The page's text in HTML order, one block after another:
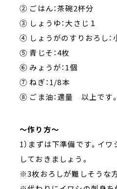
② ごはん：茶碗2杯分
③ しょうゆ：大さじ１
④ しょうがのすりおろし：
⑤ 青じそ：4枚
⑥ みょうが：1個
⑦ ねぎ：1/8本
⑧ ごま油：適量 以上です。
～作り方～
1）まずは下準備です。イ
しておきましょう。
※3枚おろしが難しそうな